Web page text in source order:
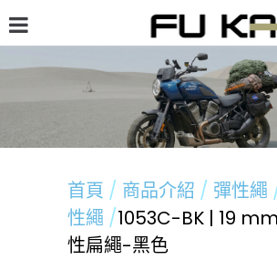
最新消息
首頁 商品介紹 彈性繩
性繩
1053C-BK | 19
性扁繩-黑色